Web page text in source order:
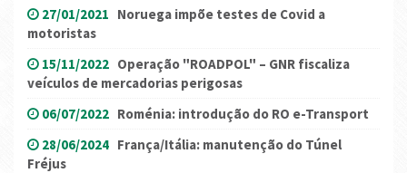
27/01/2021 Noruega impõe testes de Covid a
motoristas
15/11/2022 Operação "ROADPOL" – GNR fiscaliza
veículos de mercadorias perigosas
06/07/2022 Roménia: introdução do RO e-Transport
28/06/2024 França/Itália: manutenção do Túnel
Fréjus